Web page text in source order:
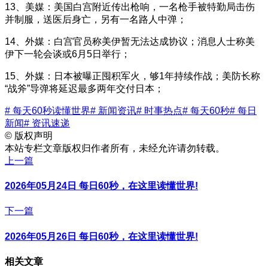
13、美媒：美国白宫附近传出枪响，一名枪手被特勤局击伤
并制服，送医后身亡，另有一名路人中弹；
14、外媒：白宫官员称美伊暂无法达成协议；消息人士称美
伊下一轮会谈或6月5日举行；
15、外媒：日本被曝正囤积军火，够1年持续作战；美防长称
“战斧”导弹将延迟最多两年交付日本；
# 每天60秒读懂世界# 新闻资讯# 时事热点# 每天60秒# 每日
新闻# 资讯速递
© 版权声明
本站专栏文章版权归作者所有，未经允许请勿转载。
上一篇
2026年05月24日 每日60秒，在这里读懂世界!
下一篇
2026年05月26日 每日60秒，在这里读懂世界!
相关文章